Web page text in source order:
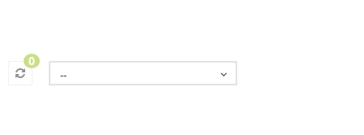
0
--